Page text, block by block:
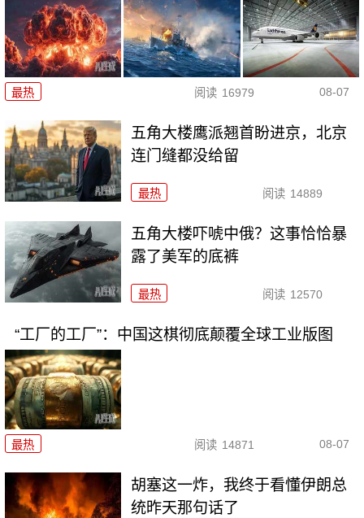
最热 阅读 16979 08-07
五角大楼鹰派翘首盼进京，北京
连门缝都没给留
最热 阅读 14889
五角大楼吓唬中俄？这事恰恰暴
露了美军的底裤
最热 阅读 12570
“工厂的工厂”：中国这棋彻底颠覆全球工业版图
最热 阅读 14871 08-07
胡塞这一炸，我终于看懂伊朗总
统昨天那句话了